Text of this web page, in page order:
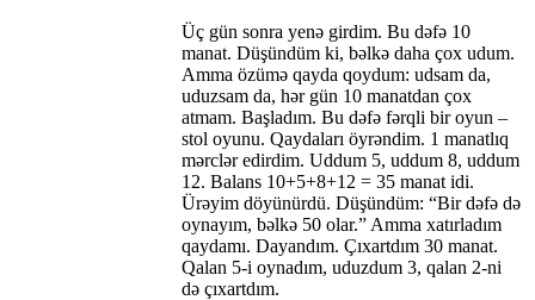
Üç gün sonra yenə girdim. Bu dəfə 10
manat. Düşündüm ki, bəlkə daha çox udum.
Amma özümə qayda qoydum: udsam da,
uduzsam da, hər gün 10 manatdan çox
atmam. Başladım. Bu dəfə fərqli bir oyun –
stol oyunu. Qaydaları öyrəndim. 1 manatlıq
mərclər edirdim. Uddum 5, uddum 8, uddum
12. Balans 10+5+8+12 = 35 manat idi.
Ürəyim döyünürdü. Düşündüm: “Bir dəfə də
oynayım, bəlkə 50 olar.” Amma xatırladım
qaydamı. Dayandım. Çıxartdım 30 manat.
Qalan 5-i oynadım, uduzdum 3, qalan 2-ni
də çıxartdım.